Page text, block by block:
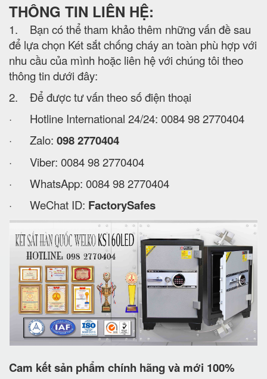
THÔNG TIN LIÊN HỆ:
1. Bạn có thể tham khảo thêm những vấn đề sau
để lựa chọn Két sắt chống cháy an toàn phù hợp với
nhu cầu của mình hoặc liên hệ với chúng tôi theo
thông tin dưới đây:
2. Để được tư vấn theo số điện thoại
· Hotline International 24/24: 0084 98 2770404
· Zalo: 098 2770404
· Viber: 0084 98 2770404
· WhatsApp: 0084 98 2770404
· WeChat ID: FactorySafes
Cam kếtsản phẩm chính hãng và mới 100%